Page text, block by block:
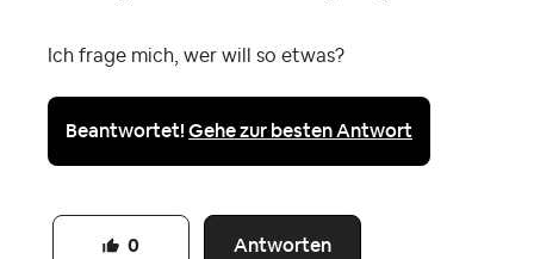
Ich frage mich, wer will so etwas?
Beantwortet!Gehe zur besten Antwort
Antworten
0